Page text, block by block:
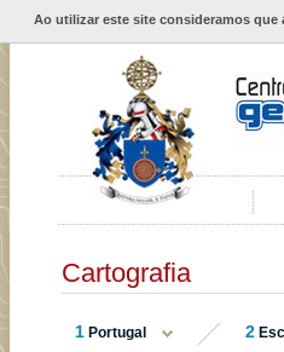
Ao utilizar este site consideramos que
Cartografia
1 Portugal 2